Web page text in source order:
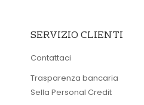
SERVIZIO CLIENTI
Contattaci
Trasparenza bancaria
Sella Personal Credit